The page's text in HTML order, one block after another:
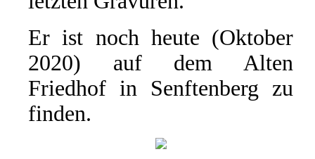
Er ist noch heute (Oktober
2020) auf dem Alten
Friedhof in Senftenberg zu
finden.